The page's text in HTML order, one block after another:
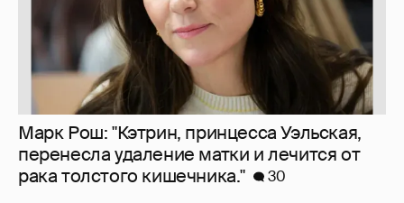
Softporn 89